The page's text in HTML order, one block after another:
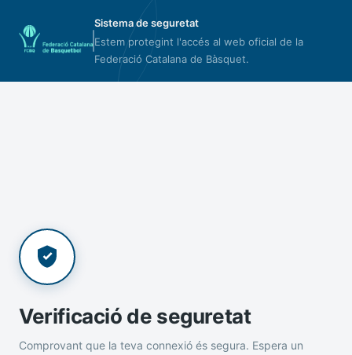
Sistema de seguretat
Estem protegint l'accés al web oficial de la
Federació Catalana de Bàsquet.
Verificació de seguretat
Comprovant que la teva connexió és segura. Espera un